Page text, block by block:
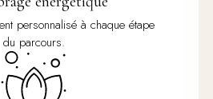
personnalisé à chaque étape
du parcours.